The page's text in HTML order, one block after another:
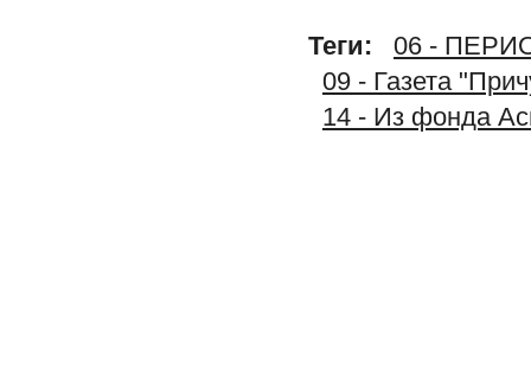
Теги:
06 -
09 - Газета
14 - Из фонда